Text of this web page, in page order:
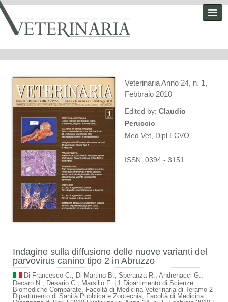
Veterinaria Anno 24, n. 1,
Febbraio 2010
Edited by: Claudio
Peruccio
Med Vet, Dipl ECVO
ISSN: 0394 - 3151
Indagine sulla diffusione delle nuove varianti del
parvovirus canino tipo 2 in Abruzzo
Di Francesco C., Di Martino B., Speranza R., Andrenacci G.,
Decaro N., Desario C., Marsilio F.
1 Dipartimento di Scienze
Biomediche Comparate, Facoltà di Medicina Veterinaria di Teramo 2
Dipartimento di Sanità Pubblica e Zootecnia, Facoltà di Medicina